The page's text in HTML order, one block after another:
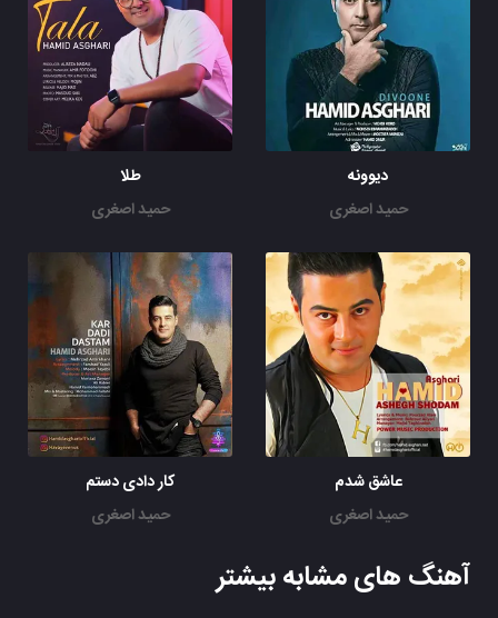
دیوونه
حمید اصغری
طلا
حمید اصغری
عاشق شدم
حمید اصغری
کار دادی دستم
حمید اصغری
آهنگ های مشابه بیشتر